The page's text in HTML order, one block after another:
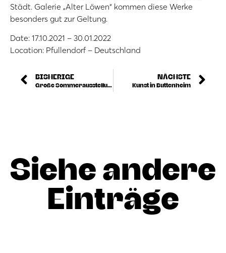
Städt. Galerie „Alter Löwen“ kommen diese Werke
besonders gut zur Geltung.
Date: 17.10.2021 – 30.01.2022
Location: Pfullendorf – Deutschland
BISHERIGE
Große Sommerausstellung
NÄCHSTE
Kunst in Buttenheim
Siehe andere
Einträge